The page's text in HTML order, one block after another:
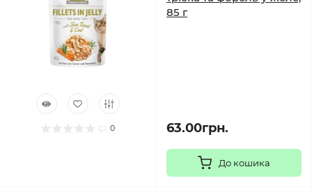
0
85 г
63.00грн.
До кошика